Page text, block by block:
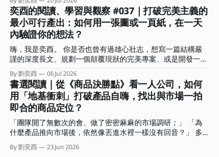
總是拉不起來，甚至愈做愈累？ 答案其實很簡單：你是在用
微觀的戰術勤奮，掩蓋戰略上的懶惰。 這期電子報，我想和
你聊聊什麼是全局視角？能帶來哪些具體效益？又該如何在生
活與工作上培養這種全局視角？ ．．． 擺脫低價內耗，用全
局視角架設「迷宮無人機」 你是否也有過這樣的無力感？ 沒
日沒夜都在趕報告、生內容，還要處理客戶需求，忙得不可開
交，但產出卻總是被當成消耗品，難以產生更大價值？
索：已經這麼多人在談 AI 的各種面向、各種應用技巧，我們
還能說些什麼？什麼又是前來參加的聽眾想要聽到的？ 「肯
定不是網路上查得到，也不會是你問 AI 會得到的內容。」 抱
持著這樣的心情，我和瓦基決定以各自扮演的角色說些自己的
深刻感受，包括創作者、學習者，還有自雇者、商業顧問的視
角來回答「加速的時代，如何建立觀點、用結構放大影響力」
這個問題。 不知道前來聆聽這場對談的你，最有印象的是哪
個部分？又有哪句話在你心中留下了一個位置？ 這期的電子
報，我想和你分享這場對談的重點摘要，還有沒說的部份。
我會聚焦在對談中我所分享的三個思考核心，希望能幫助你從
「時間輸出」的勞務中解放，拿回人生的主導權。 ．．． 集
體加速、各自焦慮：你是在前進，還是有效率地迷路？ 「兩
位認為 AI 時代最常見的盲點有哪些？」 在對談中的這道問題
很有意思。
奕酉的閱讀、學習與觀察 #037｜打破完美主義的
最小可行產出：如何用一張圖或一頁紙，在一天
內驗證你的想法？
嗨，我是奕酉。 你是否也曾有過雄心壯志，想寫一篇結構嚴
謹的深度長文、規劃一個顛覆現狀的完美專案、或是開發一堂
系統化的線上課程？結果在行事曆上拖了三週，每次打開工作
視窗或 筆記軟體，看著空白的螢幕，最後又默默把它關掉。
我們常常誤以為，要等到「準備周全、想得完美」了才能開始
交付，卻不知在瘋狂快進的變動時代，思考是內顯的、只有行
動產出是外顯的。 那些卡在腦中、沒有轉化為產出的完美想
法，對市場或職場而言都是不可見的，並不會產生任何價值。
而這種高思考、低產出的盲點，正是阻礙我們建立個人品牌與
專業影響力的大魔王。 這期電子報我想與你聊聊，如何利用
商業上的「最小可行產品」（Minimum Viable Product，
By 劉奕酉 06 Jul 2026
書選閱讀｜從《商品決勝點》看一人公司，如何
用「地基衝刺」打破產品自嗨，找出與市場一拍
即合的商品定位？
「團隊開了無數次的會、做了密密麻麻的市場調研；」 「為
什麼產品推向市場後，依然像丟進水裡一樣沒有回音？」 多
數人遇到這種困境，直覺會怪罪執行力不足或計畫不夠完美。
但有沒有可能我們從一開始，就精準地朝著錯誤的方向狂奔？
By 劉奕酉 23 Jun 2026